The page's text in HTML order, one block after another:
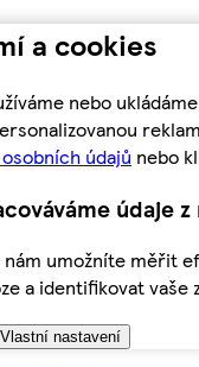
a cookies
nebo
údajů nebo
údaje
umožníte měřit
a identifikovat vaše
Vlastní nastavení